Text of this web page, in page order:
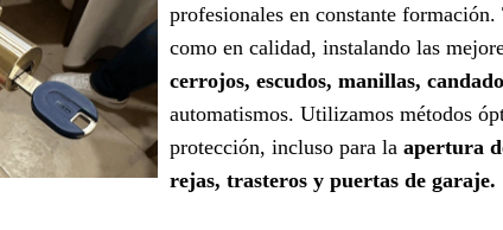
profesionales en constante
como en calidad, instalando las
cerrojos, escudos, manillas,
automatismos. Utilizamos métodos
protección, incluso para la apertura
rejas, trasteros y puertas de garaje.